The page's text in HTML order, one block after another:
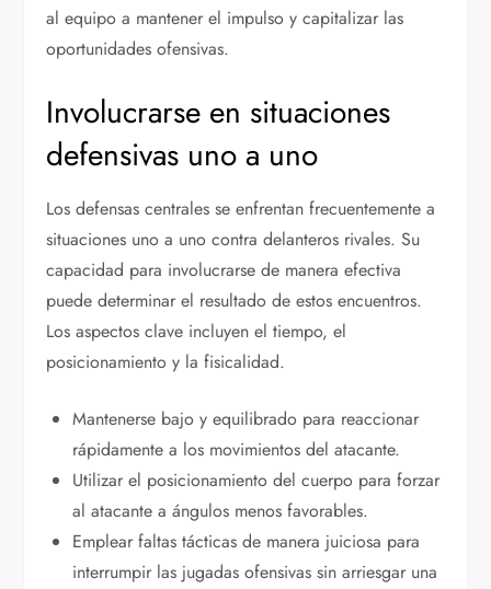
al equipo a mantener el impulso y capitalizar las
oportunidades ofensivas.
Involucrarse en situaciones
defensivas uno a uno
Los defensas centrales se enfrentan frecuentemente a
situaciones uno a uno contra delanteros rivales. Su
capacidad para involucrarse de manera efectiva
puede determinar el resultado de estos encuentros.
Los aspectos clave incluyen el tiempo, el
posicionamiento y la fisicalidad.
Mantenerse bajo y equilibrado para reaccionar
rápidamente a los movimientos del atacante.
Utilizar el posicionamiento del cuerpo para forzar
al atacante a ángulos menos favorables.
Emplear faltas tácticas de manera juiciosa para
interrumpir las jugadas ofensivas sin arriesgar una